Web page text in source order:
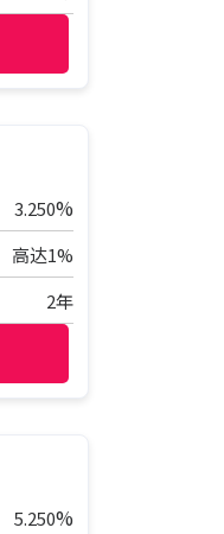
3.250%
高达1%
2年
5.250%